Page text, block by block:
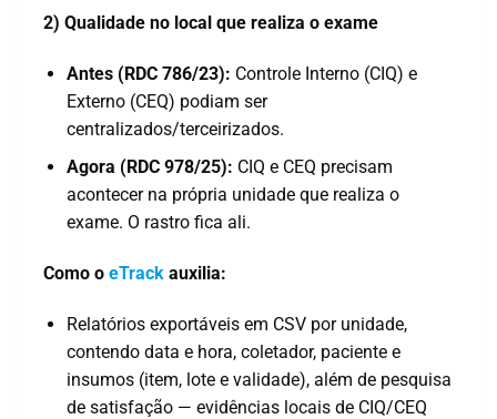
2) Qualidade no local que realiza o exame
Antes (RDC 786/23): Controle Interno (CIQ) e
Externo (CEQ) podiam ser
centralizados/terceirizados.
Agora (RDC 978/25): CIQ e CEQ precisam
acontecer na própria unidade que realiza o
exame. O rastro fica ali.
Como o eTrack auxilia:
Relatórios exportáveis em CSV por unidade,
contendo data e hora, coletador, paciente e
insumos (item, lote e validade), além de pesquisa
de satisfação — evidências locais de CIQ/CEQ